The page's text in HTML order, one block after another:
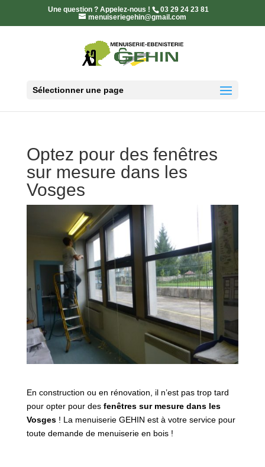
Une question ? Appelez-nous !
03 29 24 23 81
menuiseriegehin@gmail.com
Sélectionner une page
Optez pour des fenêtres
sur mesure dans les
Vosges
En construction ou en rénovation, il n’est pas trop tard
pour opter pour des fenêtres sur mesure dans les
Vosges! La menuiserie GEHIN est à votre service pour
toute demande de menuiserie en bois !